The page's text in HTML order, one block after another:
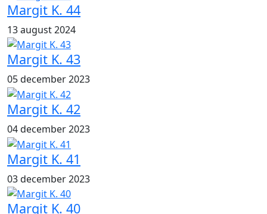
Margit K. 44
13 august 2024
Margit K. 43
05 december 2023
Margit K. 42
04 december 2023
Margit K. 41
03 december 2023
Margit K. 40